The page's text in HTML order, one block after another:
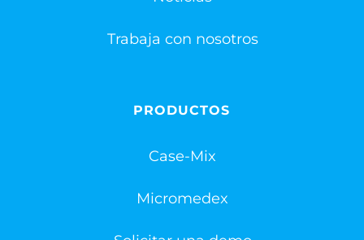
Trabaja con nosotros
PRODUCTOS
Case-Mix
Micromedex